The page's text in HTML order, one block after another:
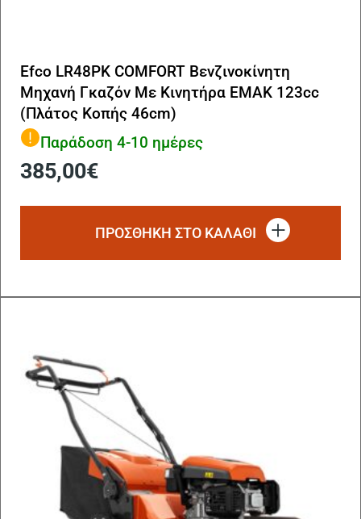
Efco LR48PK COMFORT Βενζινοκίνητη
Μηχανή Γκαζόν Με Κινητήρα EMAK 123cc
(Πλάτος Κοπής 46cm)
Παράδοση 4-10 ημέρες
385,00€
ΠΡΟΣΘΗΚΗ ΣΤΟ ΚΑΛΑΘΙ